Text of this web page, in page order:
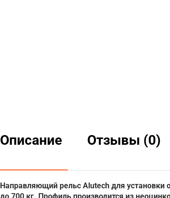
Описание Отзывы (0)
Направляющий рельс Alutech для установки